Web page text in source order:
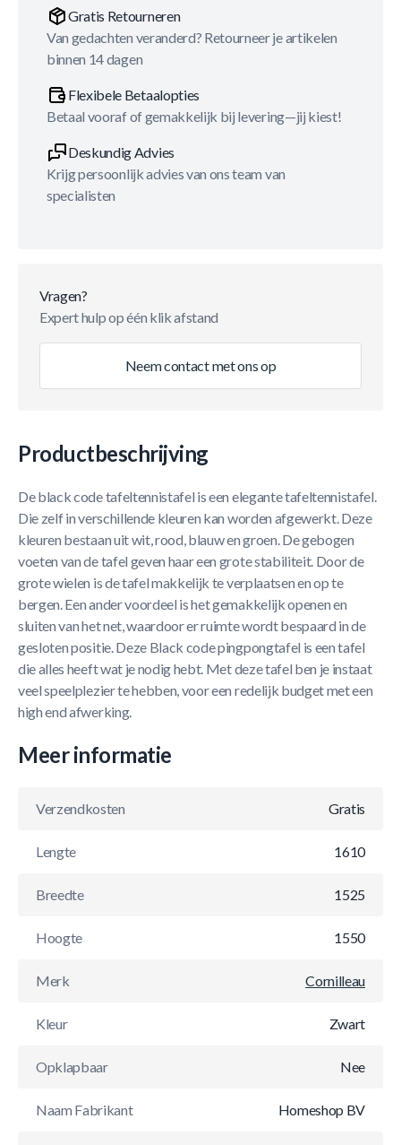
Gratis Retourneren
Van gedachten veranderd? Retourneer je artikelen
binnen 14 dagen
Flexibele Betaalopties
Betaal vooraf of gemakkelijk bij levering—jij kiest!
Deskundig Advies
Krijg persoonlijk advies van ons team van
specialisten
Vragen?
Expert hulp op één klik afstand
Neem contact met ons op
Productbeschrijving
De black code tafeltennistafel is een elegante tafeltennistafel.
Die zelf in verschillende kleuren kan worden afgewerkt. Deze
kleuren bestaan uit wit, rood, blauw en groen. De gebogen
voeten van de tafel geven haar een grote stabiliteit. Door de
grote wielen is de tafel makkelijk te verplaatsen en op te
bergen. Een ander voordeel is het gemakkelijk openen en
sluiten van het net, waardoor er ruimte wordt bespaard in de
gesloten positie. Deze Black code pingpongtafel is een tafel
die alles heeft wat je nodig hebt. Met deze tafel ben je instaat
veel speelplezier te hebben, voor een redelijk budget met een
high end afwerking.
Meer informatie
Verzendkosten Gratis
Lengte 1610
Breedte 1525
Hoogte 1550
Merk Cornilleau
Kleur Zwart
Opklapbaar Nee
Naam Fabrikant Homeshop BV